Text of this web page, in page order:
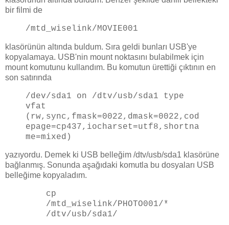
bir filmi de
/mtd_wiselink/MOVIE001
klasörünün altında buldum. Sıra geldi bunları USB'ye
kopyalamaya. USB'nin mount noktasını bulabilmek için
mount komutunu kullandım. Bu komutun ürettiği çıktının en
son satırında
/dev/sda1 on /dtv/usb/sda1 type
vfat
(rw,sync,fmask=0022,dmask=0022,cod
epage=cp437,iocharset=utf8,shortna
me=mixed)
yazıyordu. Demek ki USB belleğim /dtv/usb/sda1 klasörüne
bağlanmış. Sonunda aşağıdaki komutla bu dosyaları USB
belleğime kopyaladım.
cp
/mtd_wiselink/PHOTO001/*
/dtv/usb/sda1/